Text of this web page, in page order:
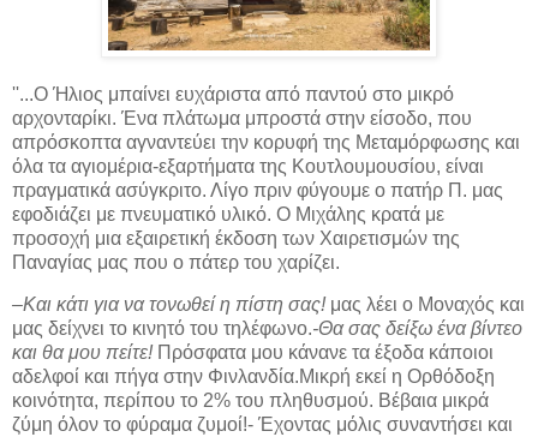
''...Ο Ήλιος μπαίνει ευχάριστα από παντού στο μικρό
αρχονταρίκι. Ένα πλάτωμα μπροστά στην είσοδο, που
απρόσκοπτα αγναντεύει την κορυφή της Μεταμόρφωσης και
όλα τα αγιομέρια-εξαρτήματα της Κουτλουμουσίου, είναι
πραγματικά ασύγκριτο. Λίγο πριν φύγουμε ο πατήρ Π. μας
εφοδιάζει με πνευματικό υλικό. Ο Μιχάλης κρατά με
προσοχή μια εξαιρετική έκδοση των Χαιρετισμών της
Παναγίας μας που ο πάτερ του χαρίζει.
–Και κάτι για να τονωθεί η πίστη σας!μας λέει ο Μοναχός και
μας δείχνει το κινητό του τηλέφωνο.-Θα σας δείξω ένα βίντεο
και θα μου πείτε!Πρόσφατα μου κάνανε τα έξοδα κάποιοι
αδελφοί και πήγα στην Φινλανδία.Μικρή εκεί η Ορθόδοξη
κοινότητα, περίπου το 2% του πληθυσμού. Βέβαια μικρά
ζύμη όλον το φύραμα ζυμοί!- Έχοντας μόλις συναντήσει και